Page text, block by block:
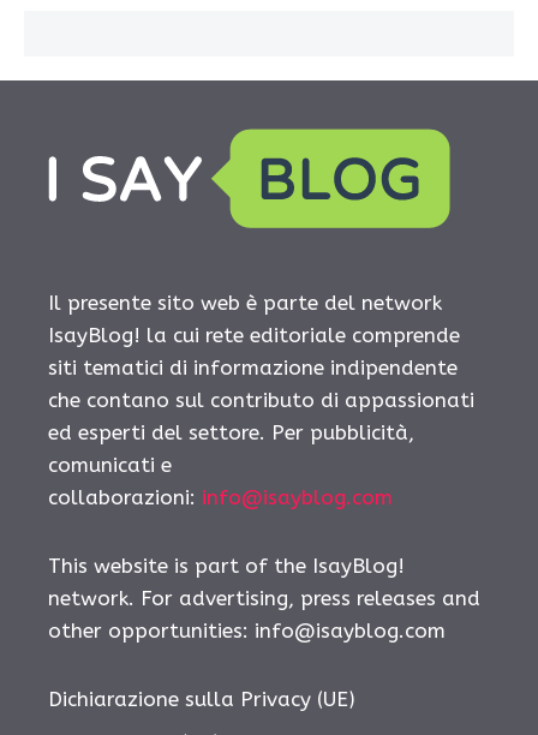
Il presente sito web è parte del network
IsayBlog! la cui rete editoriale comprende
siti tematici di informazione indipendente
che contano sul contributo di appassionati
ed esperti del settore. Per pubblicità,
comunicati e
collaborazioni: info@isayblog.com
This website is part of the IsayBlog!
network. For advertising, press releases and
other opportunities: info@isayblog.com
Dichiarazione sulla Privacy (UE)